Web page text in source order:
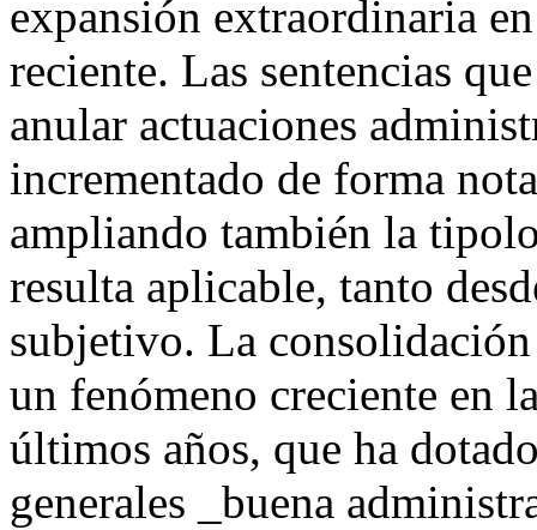
expansión extraordinaria
reciente. Las sentencias
anular actuaciones
incrementado de forma
ampliando también la
resulta aplicable, tanto
subjetivo. La
un fenómeno creciente en
últimos años, que ha
generales _buena